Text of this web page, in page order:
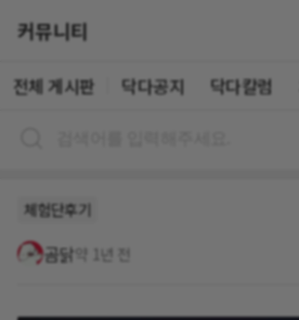
커뮤니티
전체 게시판 닥다공지 닥다칼럼
체험단후기
곰닭 약 1년 전